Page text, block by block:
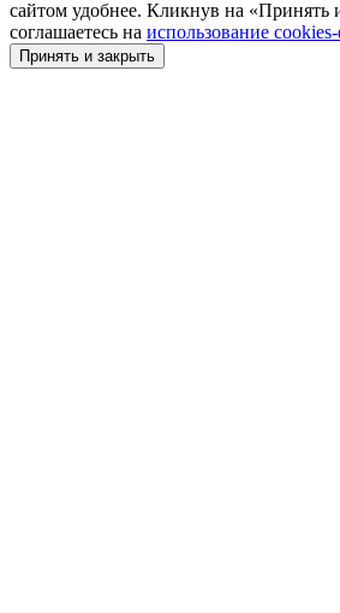
сайтом удобнее. Кликнув на «Принять
соглашаетесь на использование
Принять и закрыть